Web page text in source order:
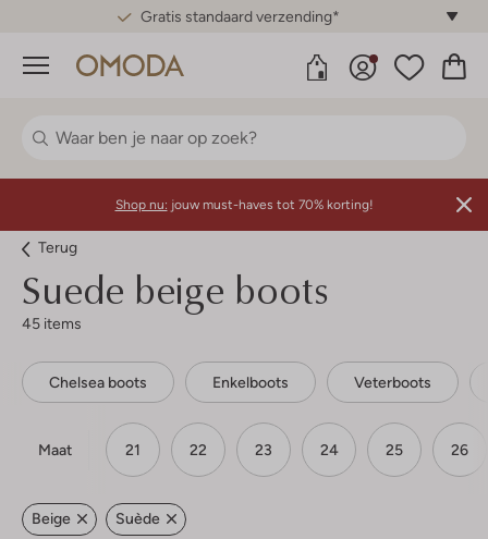
Gratis standaard verzending*
Menu
Shop nu: jouw must-haves tot 70% korting!
Terug
Suede beige boots
45 items
Chelsea boots Enkelboots Veterboots
Maat 21 22 23 24 25 26
Beige Suède